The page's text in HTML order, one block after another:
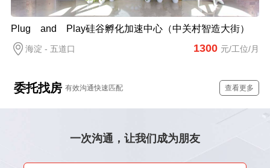
Plug and Play硅谷孵化加速中心（中关村智造大街）
海淀 - 五道口 1300 元/工位/月
委托找房 有效沟通快速匹配 查看更多
一次沟通，让我们成为朋友